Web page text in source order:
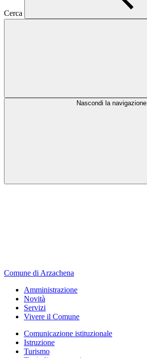
Cerca
Nascondi la navigazione
Comune di Arzachena
Amministrazione
Novità
Servizi
Vivere il Comune
Comunicazione istituzionale
Istruzione
Turismo